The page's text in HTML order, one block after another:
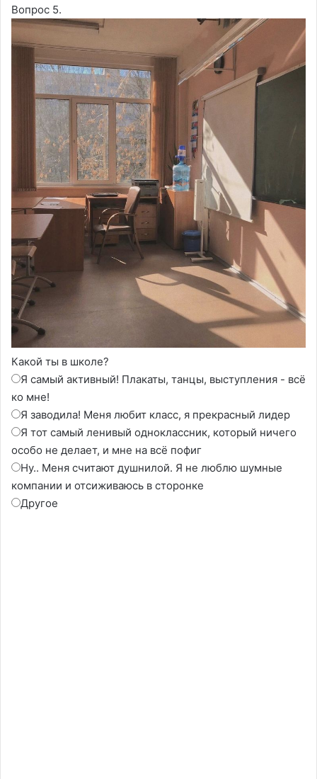
Вопрос 5.
Какой ты в школе?
Я самый активный! Плакаты, танцы, выступления - всё
ко мне!
Я заводила! Меня любит класс, я прекрасный лидер
Я тот самый ленивый одноклассник, который ничего
особо не делает, и мне на всё пофиг
Ну.. Меня считают душнилой. Я не люблю шумные
компании и отсиживаюсь в сторонке
Другое